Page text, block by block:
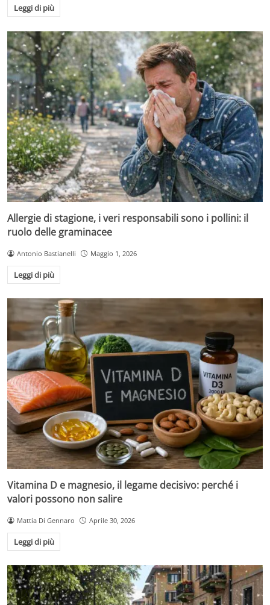
Leggi di più
Allergie di stagione, i veri responsabili sono i pollini: il
ruolo delle graminacee
Antonio Bastianelli Maggio 1, 2026
Leggi di più
Vitamina D e magnesio, il legame decisivo: perché i
valori possono non salire
Mattia Di Gennaro Aprile 30, 2026
Leggi di più